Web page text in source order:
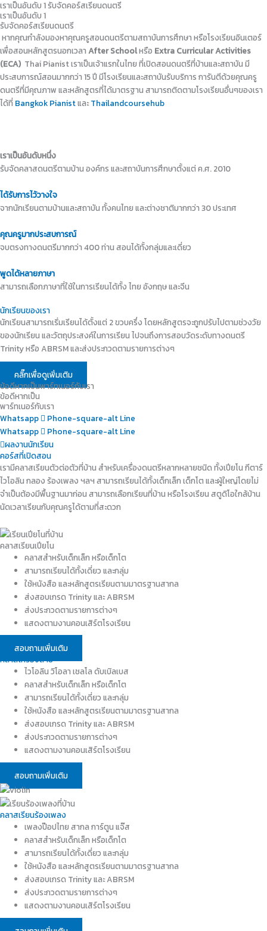
เราเป็นอันดับ 1 รับจัดคอร์สเรียนดนตรี
เราเป็นอันดับ 1
รับจัดคอร์สเรียนดนตรี
หากคุณกำลังมองหาคุณครูสอนดนตรีตามสถาบันการศึกษา หรือโรงเรียนอินเตอร์
เพื่อสอนหลักสูตรนอกเวลา After Schoolหรือ Extra Curricular Activities
(ECA) Thai Pianist เราเป็นเจ้าแรกในไทย ที่เปิดสอนดนตรีที่บ้านและสถาบัน มี
ประสบการณ์สอนมากกว่า 15 ปี มีโรงเรียนและสถาบันรับบริการ การันตีด้วยคุณครู
ดนตรีที่มีคุณภาพ และหลักสูตรที่ได้มาตรฐาน สามารถติดตามโรงเรียนอื่นๆของเรา
ได้ที่ Bangkok PianistและThailandcoursehub
เราเป็นอันดับหนึ่ง
รับจัดคลาสดนตรีตามบ้าน องค์กร และสถาบันการศึกษาตั้งแต่ ค.ศ. 2010
ได้รับการไว้วางใจ
จากนักเรียนตามบ้านและสถาบัน ทั้งคนไทย และต่างชาติมากกว่า 30 ประเทศ
คุณครูมากประสบการณ์
จบตรงทางดนตรีมากกว่า 400 ท่าน สอนได้ทั้งกลุ่มและเดี่ยว
พูดได้หลายภาษา
สามารถเลือกภาษาที่ใช้ในการเรียนได้ทั้ง ไทย อังกฤษ และจีน
นักเรียนของเรา
นักเรียนสามารถเริ่มเรียนได้ตั้งแต่ 2 ขวบครึ่ง โดยหลักสูตรจะถูกปรับไปตามช่วงวัย
ของนักเรียน และวัตถุประสงค์ในการเรียน ไปจนถึงการสอบวัดระดับทางดนตรี
Trinity หรือ ABRSM และส่งประกวดตามรายการต่างๆ
คลิ๊กเพื่อดูเพิ่มเติม
ข้อดีหากเป็นพาร์ทเนอร์กับเรา
ข้อดีหากเป็น
พาร์ทเนอร์กับเรา
Whatsapp
Phone-square-alt Line
Whatsapp
Phone-square-alt Line
ผลงานนักเรียน
คอร์สที่เปิดสอน
เรามีคลาสเรียนตัวต่อตัวที่บ้าน สำหรับเครื่องดนตรีหลากหลายชนิด ทั้งเปียโน กีตาร์
ไวโอลิน กลอง ร้องเพลง ฯลฯ สามารถเรียนได้ทั้งเด็กเล็ก เด็กโต และผู้ใหญ่โดยไม่
จำเป็นต้องมีพื้นฐานมาก่อน สามารถเลือกเรียนที่บ้าน หรือโรงเรียน สตูดิโอใกล้บ้าน
นัดเวลาเรียนกับคุณครูได้ตามที่สะดวก
คลาสเรียนเปียโน
คลาสสำหรับเด็กเล็ก หรือเด็กโต
สามารถเรียนได้ทั้งเดี่ยว และกลุ่ม
ใช้หนังสือ และหลักสูตรเรียนตามมาตรฐานสากล
ส่งสอบเกรด Trinity และ ABRSM
ส่งประกวดตามรายการต่างๆ
แสดงตามงานคอนเสิร์ตโรงเรียน
สอบถามเพิ่มเติม
คลาสเครื่องสาย
ไวโอลิน วิโอลา เชลโล ดับเบิลเบส
คลาสสำหรับเด็กเล็ก หรือเด็กโต
สามารถเรียนได้ทั้งเดี่ยว และกลุ่ม
ใช้หนังสือ และหลักสูตรเรียนตามมาตรฐานสากล
ส่งสอบเกรด Trinity และ ABRSM
ส่งประกวดตามรายการต่างๆ
แสดงตามงานคอนเสิร์ตโรงเรียน
สอบถามเพิ่มเติม
คลาสเรียนร้องเพลง
เพลงป๊อปไทย สากล การ์ตูน แจ๊ส
คลาสสำหรับเด็กเล็ก หรือเด็กโต
สามารถเรียนได้ทั้งเดี่ยว และกลุ่ม
ใช้หนังสือ และหลักสูตรเรียนตามมาตรฐานสากล
ส่งสอบเกรด Trinity และ ABRSM
ส่งประกวดตามรายการต่างๆ
แสดงตามงานคอนเสิร์ตโรงเรียน